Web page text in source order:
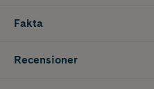
Fakta
Recensioner